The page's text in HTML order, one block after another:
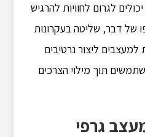
לגרום לחוויות להרגיש
של דבר, שליטה בעקרונות
ליצור נרטיבים
תוך מילוי הצרכים